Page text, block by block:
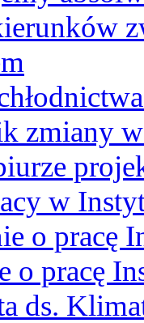
zmiany
w
o pracę
o pracę
ds.